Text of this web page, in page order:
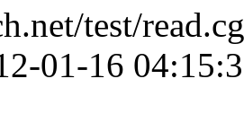
test/
01-16